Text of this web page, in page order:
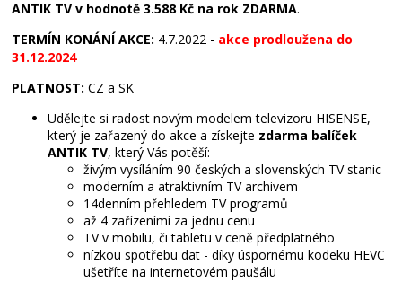
ANTIK TV v hodnotě 3.588 Kč na rok ZDARMA.
TERMÍN KONÁNÍ AKCE: 4.7.2022 - akce prodloužena do
31.12.2024
PLATNOST: CZ a SK
Udělejte si radost novým modelem televizoru HISENSE,
který je zařazený do akce a získejte zdarma balíček
ANTIK TV, který Vás potěší:
živým vysíláním 90 českých a slovenských TV stanic
moderním a atraktivním TV archivem
14denním přehledem TV programů
až 4 zařízeními za jednu cenu
TV v mobilu, či tabletu v ceně předplatného
nízkou spotřebu dat - díky úspornému kodeku HEVC
ušetříte na internetovém paušálu